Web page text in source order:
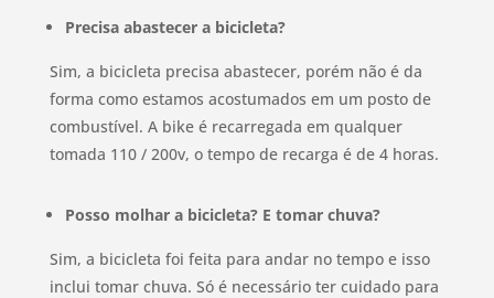
Precisa abastecer a bicicleta?
Sim, a bicicleta precisa abastecer, porém não é da
forma como estamos acostumados em um posto de
combustível. A bike é recarregada em qualquer
tomada 110 / 200v, o tempo de recarga é de 4 horas.
Posso molhar a bicicleta? E tomar chuva?
Sim, a bicicleta foi feita para andar no tempo e isso
inclui tomar chuva. Só é necessário ter cuidado para